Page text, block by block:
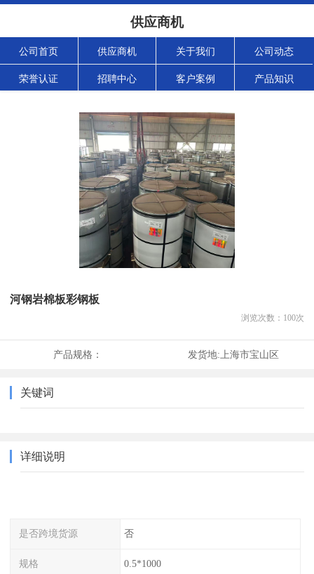
供应商机
公司首页 供应商机 关于我们 公司动态
荣誉认证 招聘中心 客户案例 产品知识
河钢岩棉板彩钢板
浏览次数： 100次
产品规格： 发货地: 上海市宝山区
关键词
详细说明
是否跨境货源 否
规格 0.5*1000